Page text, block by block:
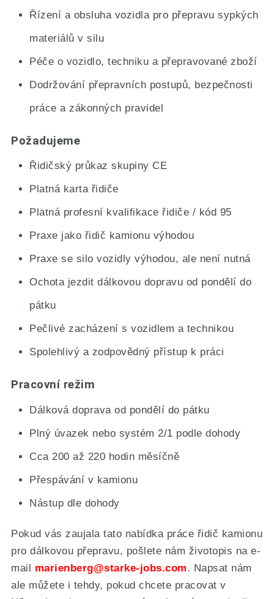
Řízení a obsluha vozidla pro přepravu sypkých
materiálů v silu
Péče o vozidlo, techniku a přepravované zboží
Dodržování přepravních postupů, bezpečnosti
práce a zákonných pravidel
Požadujeme
Řidičský průkaz skupiny CE
Platná karta řidiče
Platná profesní kvalifikace řidiče / kód 95
Praxe jako řidič kamionu výhodou
Praxe se silo vozidly výhodou, ale není nutná
Ochota jezdit dálkovou dopravu od pondělí do
pátku
Pečlivé zacházení s vozidlem a technikou
Spolehlivý a zodpovědný přístup k práci
Pracovní režim
Dálková doprava od pondělí do pátku
Plný úvazek nebo systém 2/1 podle dohody
Cca 200 až 220 hodin měsíčně
Přespávání v kamionu
Nástup dle dohody
Pokud vás zaujala tato nabídka práce řidič kamionu
pro dálkovou přepravu, pošlete nám životopis na e-
mail marienberg@starke-jobs.com. Napsat nám
ale můžete i tehdy, pokud chcete pracovat v